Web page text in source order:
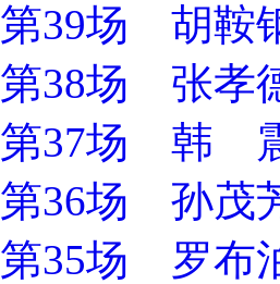
第39场 胡鞍
第38场 张孝
第37场 韩
第36场 孙茂
第35场 罗布